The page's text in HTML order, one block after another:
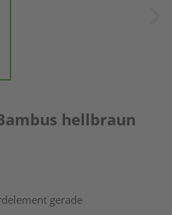
hellbraun
gerade